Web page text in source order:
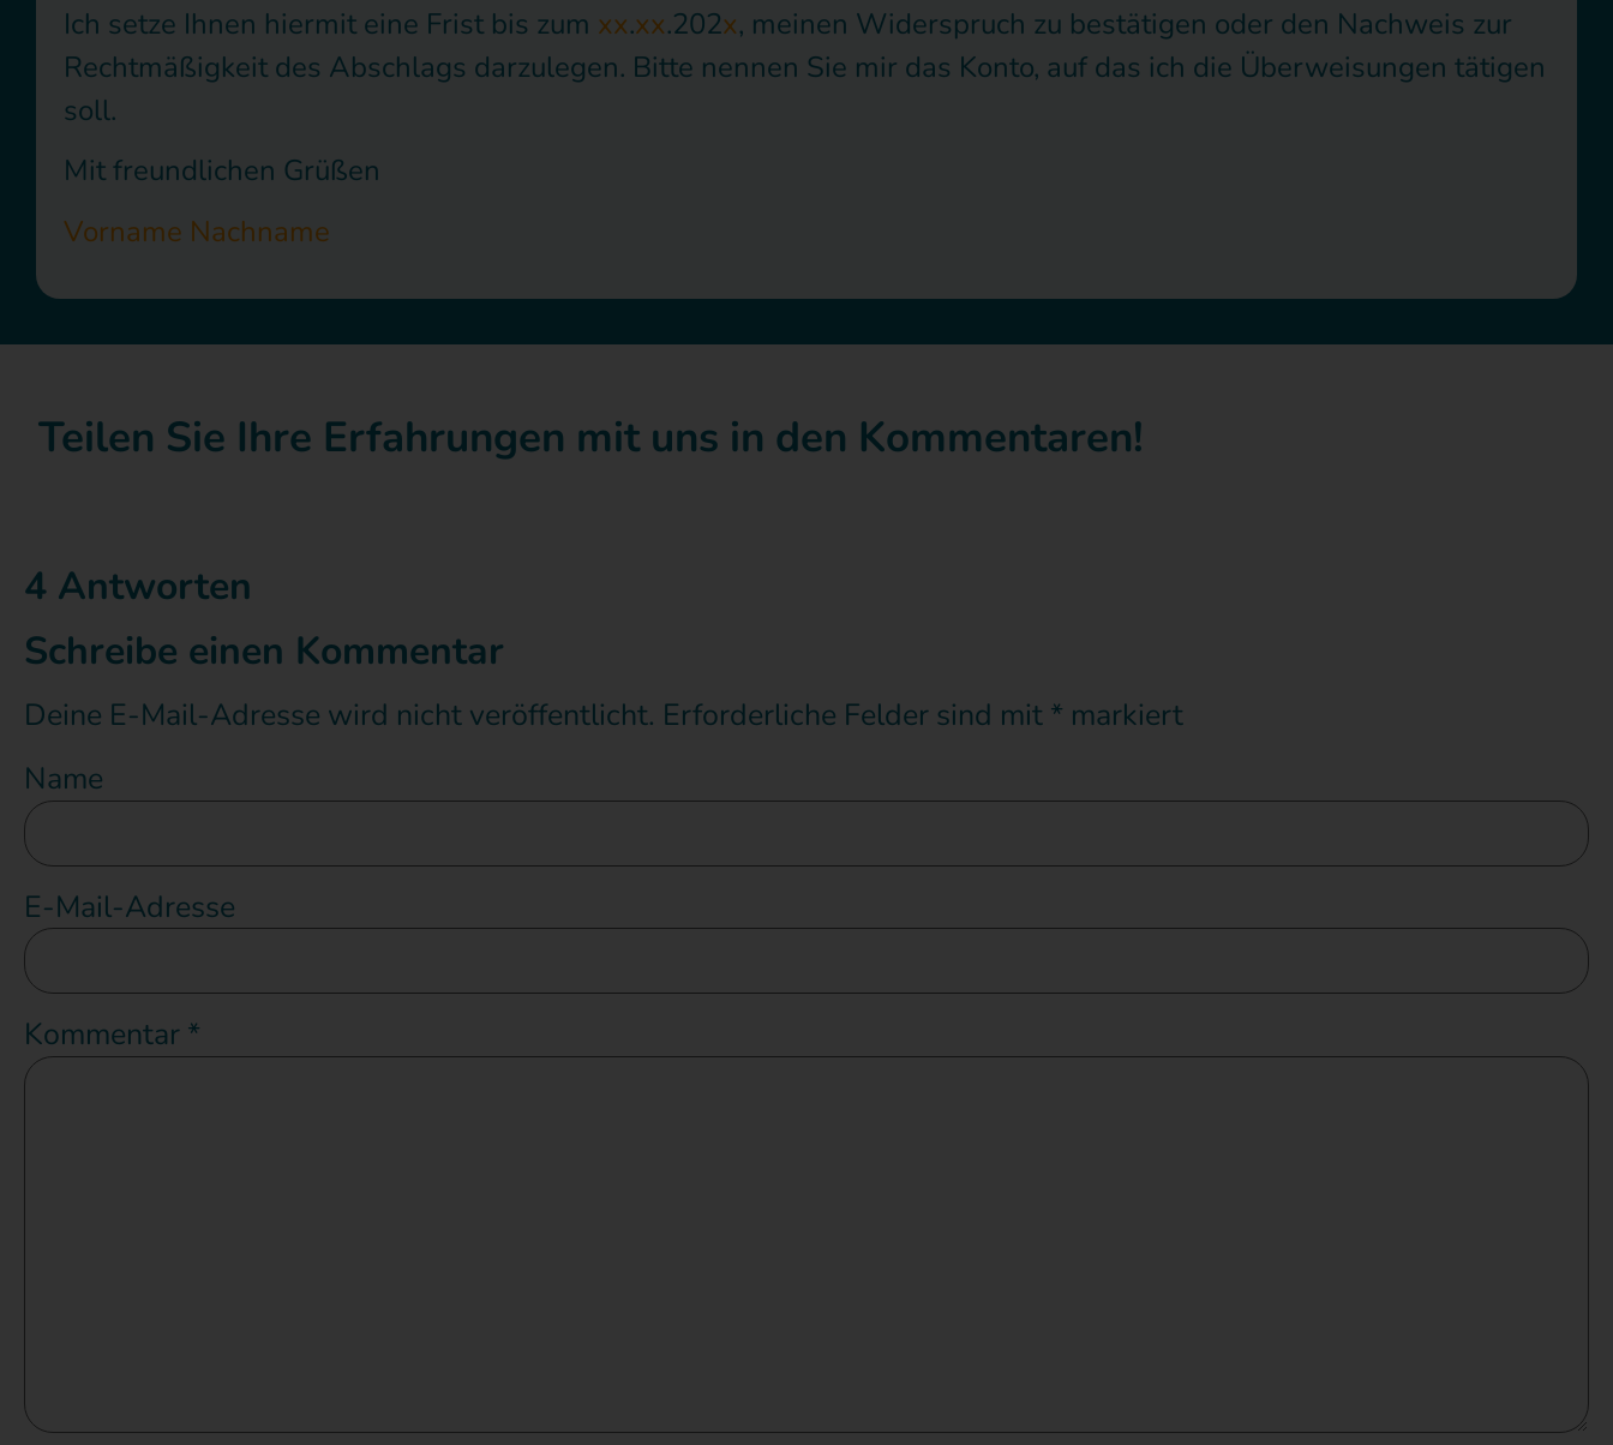
Ich setze Ihnen hiermit eine Frist bis zum xx.xx.202x, meinen Widerspruch zu bestätigen oder den Nachweis zur
Rechtmäßigkeit des Abschlags darzulegen. Bitte nennen Sie mir das Konto, auf das ich die Überweisungen tätigen
soll.
Mit freundlichen Grüßen
Vorname Nachname
Teilen Sie Ihre Erfahrungen mit uns in den Kommentaren!
4 Antworten
Schreibe einen Kommentar
Deine E-Mail-Adresse wird nicht veröffentlicht. Erforderliche Felder sind mit * markiert
Name
E-Mail-Adresse
Kommentar *